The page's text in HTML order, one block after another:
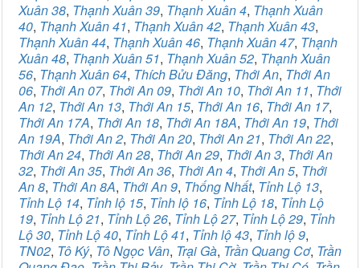
Xuân 38, Thạnh Xuân 39, Thạnh Xuân 4, Thạnh Xuân
40, Thạnh Xuân 41, Thạnh Xuân 42, Thạnh Xuân 43,
Thạnh Xuân 44, Thạnh Xuân 46, Thạnh Xuân 47, Thạnh
Xuân 48, Thạnh Xuân 51, Thạnh Xuân 52, Thạnh Xuân
56, Thạnh Xuân 64, Thích Bửu Đăng, Thới An, Thới An
06, Thới An 07, Thới An 09, Thới An 10, Thới An 11, Thới
An 12, Thới An 13, Thới An 15, Thới An 16, Thới An 17,
Thới An 17A, Thới An 18, Thới An 18A, Thới An 19, Thới
An 19A, Thới An 2, Thới An 20, Thới An 21, Thới An 22,
Thới An 24, Thới An 28, Thới An 29, Thới An 3, Thới An
32, Thới An 35, Thới An 36, Thới An 4, Thới An 5, Thới
An 8, Thới An 8A, Thới An 9, Thống Nhất, Tỉnh Lộ 13,
Tỉnh Lộ 14, Tỉnh lộ 15, Tỉnh lộ 16, Tỉnh Lộ 18, Tỉnh Lộ
19, Tỉnh Lộ 21, Tỉnh Lộ 26, Tỉnh Lộ 27, Tỉnh Lộ 29, Tỉnh
Lộ 30, Tỉnh Lộ 40, Tỉnh Lộ 41, Tỉnh lộ 43, Tỉnh lộ 9,
TN02, Tô Ký, Tô Ngọc Vân, Trại Gà, Trần Quang Cơ, Trần